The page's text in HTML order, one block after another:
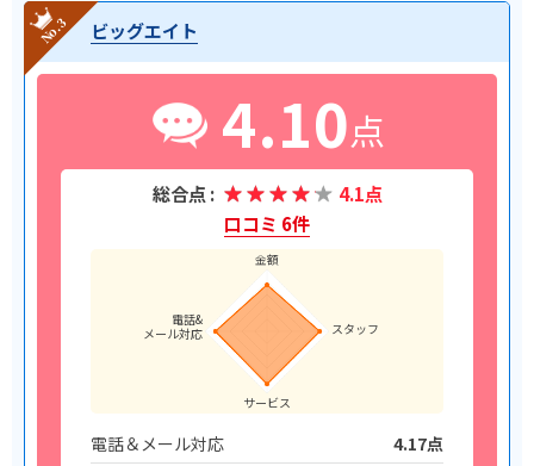
ビッグエイト
4.10点
総合点 :
4.1点
口コミ 6件
金額
スタッフ
サービス
電話&
メール対応
電話＆メール対応
4.17点